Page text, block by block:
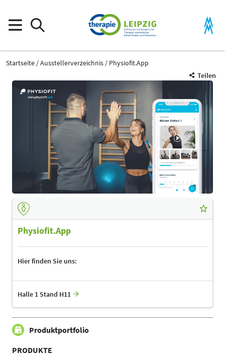
Startseite Ausstellerverzeichnis
Physiofit.App
Teilen
Physiofit.App
Hier finden Sie uns:
Halle 1 Stand H11
Produktportfolio
PRODUKTE